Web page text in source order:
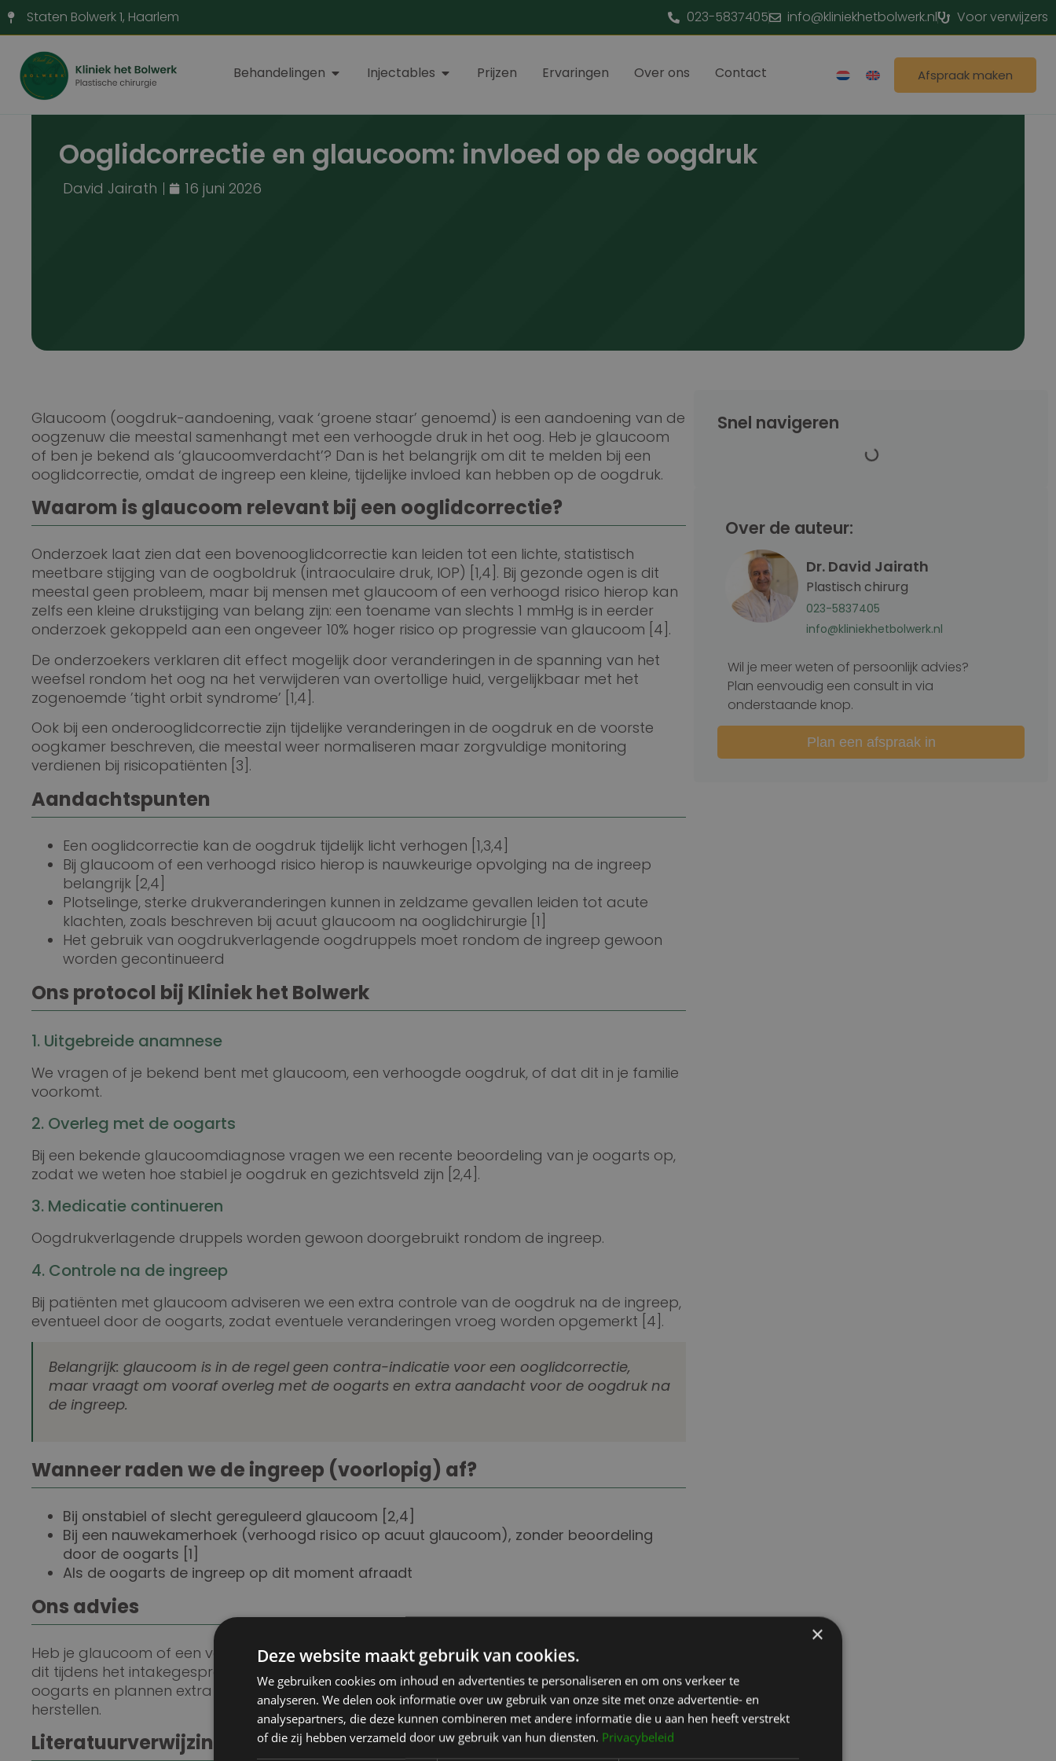
Staten Bolwerk 1, Haarlem 023-5837405 info@kliniekhetbolwerk.nl Voor verwijzers
Behandelingen Injectables Prijzen Ervaringen Over ons Contact Afspraak maken
Ooglidcorrectie en glaucoom: invloed op de oogdruk
David Jairath 16 juni 2026
Glaucoom (oogdruk-aandoening, vaak ‘groene staar’ genoemd) is een aandoening van de
oogzenuw die meestal samenhangt met een verhoogde druk in het oog. Heb je glaucoom
of ben je bekend als ‘glaucoomverdacht’? Dan is het belangrijk om dit te melden bij een
ooglidcorrectie, omdat de ingreep een kleine, tijdelijke invloed kan hebben op de oogdruk.
Waarom is glaucoom relevant bij een ooglidcorrectie?
Onderzoek laat zien dat een bovenooglidcorrectie kan leiden tot een lichte, statistisch
meetbare stijging van de oogboldruk (intraoculaire druk, IOP) [1,4]. Bij gezonde ogen is dit
meestal geen probleem, maar bij mensen met glaucoom of een verhoogd risico hierop kan
zelfs een kleine drukstijging van belang zijn: een toename van slechts 1 mmHg is in eerder
onderzoek gekoppeld aan een ongeveer 10% hoger risico op progressie van glaucoom [4].
De onderzoekers verklaren dit effect mogelijk door veranderingen in de spanning van het
weefsel rondom het oog na het verwijderen van overtollige huid, vergelijkbaar met het
zogenoemde ’tight orbit syndrome’ [1,4].
Ook bij een onderooglidcorrectie zijn tijdelijke veranderingen in de oogdruk en de voorste
oogkamer beschreven, die meestal weer normaliseren maar zorgvuldige monitoring
verdienen bij risicopatiënten [3].
Aandachtspunten
Een ooglidcorrectie kan de oogdruk tijdelijk licht verhogen [1,3,4]
Bij glaucoom of een verhoogd risico hierop is nauwkeurige opvolging na de ingreep
belangrijk [2,4]
Plotselinge, sterke drukveranderingen kunnen in zeldzame gevallen leiden tot acute
klachten, zoals beschreven bij acuut glaucoom na ooglidchirurgie [1]
Het gebruik van oogdrukverlagende oogdruppels moet rondom de ingreep gewoon
worden gecontinueerd
Ons protocol bij Kliniek het Bolwerk
1. Uitgebreide anamnese
We vragen of je bekend bent met glaucoom, een verhoogde oogdruk, of dat dit in je familie
voorkomt.
2. Overleg met de oogarts
Bij een bekende glaucoomdiagnose vragen we een recente beoordeling van je oogarts op,
zodat we weten hoe stabiel je oogdruk en gezichtsveld zijn [2,4].
3. Medicatie continueren
Oogdrukverlagende druppels worden gewoon doorgebruikt rondom de ingreep.
4. Controle na de ingreep
Bij patiënten met glaucoom adviseren we een extra controle van de oogdruk na de ingreep,
eventueel door de oogarts, zodat eventuele veranderingen vroeg worden opgemerkt [4].
Belangrijk: glaucoom is in de regel geen contra-indicatie voor een ooglidcorrectie,
maar vraagt om vooraf overleg met de oogarts en extra aandacht voor de oogdruk na
de ingreep.
Wanneer raden we de ingreep (voorlopig) af?
Bij onstabiel of slecht gereguleerd glaucoom [2,4]
Bij een nauwekamerhoek (verhoogd risico op acuut glaucoom), zonder beoordeling
door de oogarts [1]
Als de oogarts de ingreep op dit moment afraadt
Ons advies
Heb je glaucoom of een verhoogde oogdruk en overweeg je een ooglidcorrectie? Bespreek
dit tijdens het intakegesprek bij Kliniek het Bolwerk. We stemmen, indien nodig, af met je
oogarts en plannen extra controle na de ingreep, zodat je veilig en met een gerust hart kunt
herstellen.
Literatuurverwijzingen
Snel navigeren
Over de auteur:
Dr. David Jairath
Plastisch chirurg
023-5837405
info@kliniekhetbolwerk.nl
Wil je meer weten of persoonlijk advies?
Plan eenvoudig een consult in via
onderstaande knop.
Plan een afspraak in
×
Deze website maakt gebruik van cookies.
We gebruiken cookies om inhoud en advertenties te personaliseren en om ons verkeer te
analyseren. We delen ook informatie over uw gebruik van onze site met onze advertentie- en
analysepartners, die deze kunnen combineren met andere informatie die u aan hen heeft verstrekt
of die zij hebben verzameld door uw gebruik van hun diensten. Privacybeleid